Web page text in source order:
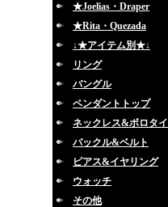
★Joelias・Draper
★Rita・Quezada
↓★アイテム別★↓
リング
バングル
ペンダントトップ
ネックレス&ボロタイ
バックル&ベルト
ピアス&イヤリング
ウォッチ
その他